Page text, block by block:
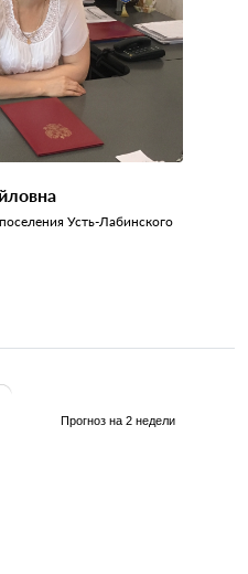
Усть-Лабинского